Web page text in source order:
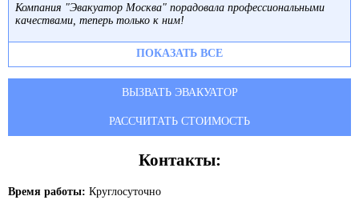
Компания "Эвакуатор Москва" порадовала профессиональными
качествами, теперь только к ним!
ПОКАЗАТЬ ВСЕ
ВЫЗВАТЬ ЭВАКУАТОР
РАССЧИТАТЬ СТОИМОСТЬ
Контакты:
Время работы: Круглосуточно